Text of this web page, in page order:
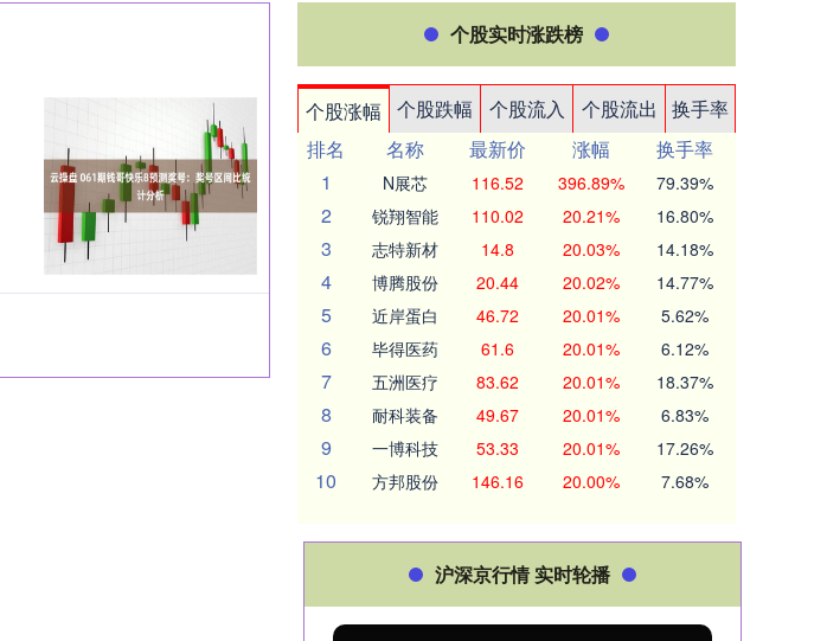
个股实时涨跌榜
个股涨幅 个股跌幅 个股流入 个股流出
换手率
排名
名称 最新价 涨幅
换手率
1
N展芯 116.52 396.89% 79.39%
2 锐翔智能 110.02 20.21% 16.80%
3 志特新材 14.8 20.03% 14.18%
4 博腾股份 20.44 20.02% 14.77%
5 近岸蛋白 46.72 20.01% 5.62%
6 毕得医药 61.6 20.01% 6.12%
7 五洲医疗 83.62 20.01% 18.37%
8 耐科装备 49.67 20.01% 6.83%
9 一博科技 53.33 20.01% 17.26%
10 方邦股份 146.16 20.00% 7.68%
沪深京行情 实时轮播